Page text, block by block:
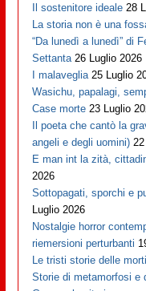
Il sostenitore ideale 28
La storia non è una
“Da lunedì a lunedì” di
Settanta 26 Luglio 2026
I malaveglia 25 Luglio
Wasichu, papalagi,
Case morte 23 Luglio
Il poeta che cantò la
angeli e degli uomini)
E man int la zità,
2026
Sottopagati, sporchi e
Luglio 2026
Nostalgie horror
riemersioni perturbanti
Le tristi storie delle
Storie di metamorfosi e